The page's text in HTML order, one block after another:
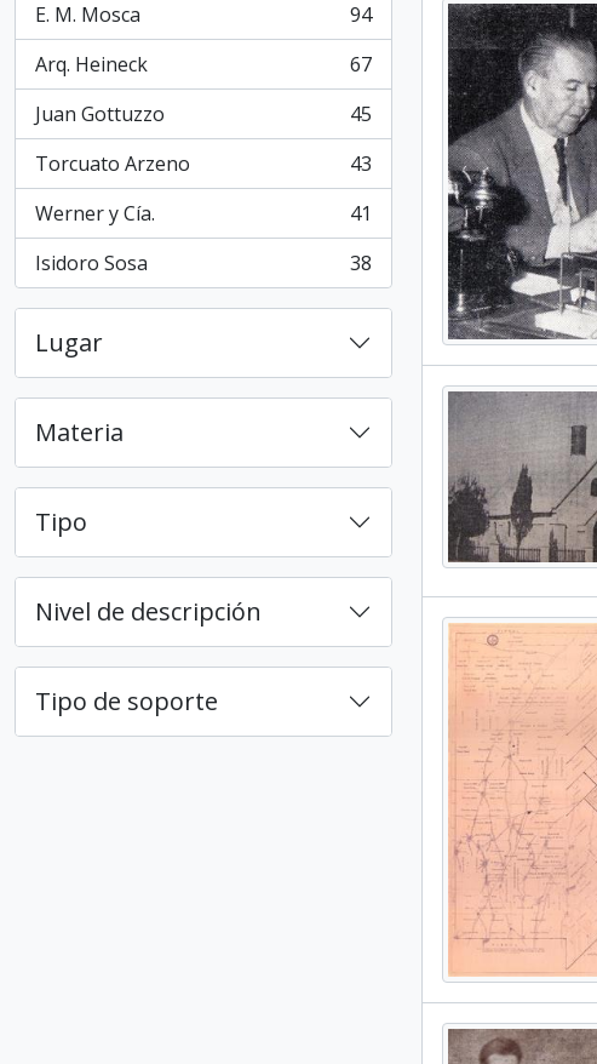
E. M. Mosca
, 94 resultados
94
Arq. Heineck
, 67 resultados
67
Juan Gottuzzo
, 45 resultados
45
Torcuato Arzeno
, 43 resultados
43
Werner y Cía.
, 41 resultados
41
Isidoro Sosa
, 38 resultados 38
Lugar
Materia
Tipo
Nivel de descripción
Tipo de soporte